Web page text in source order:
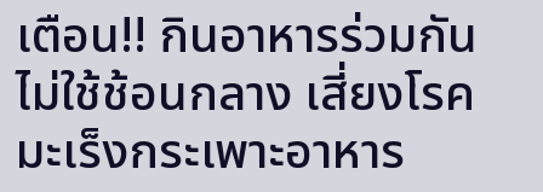
เตือน!! กินอาหารร่วมกัน
ไม่ใช้ช้อนกลาง เสี่ยงโรค
มะเร็งกระเพาะอาหาร